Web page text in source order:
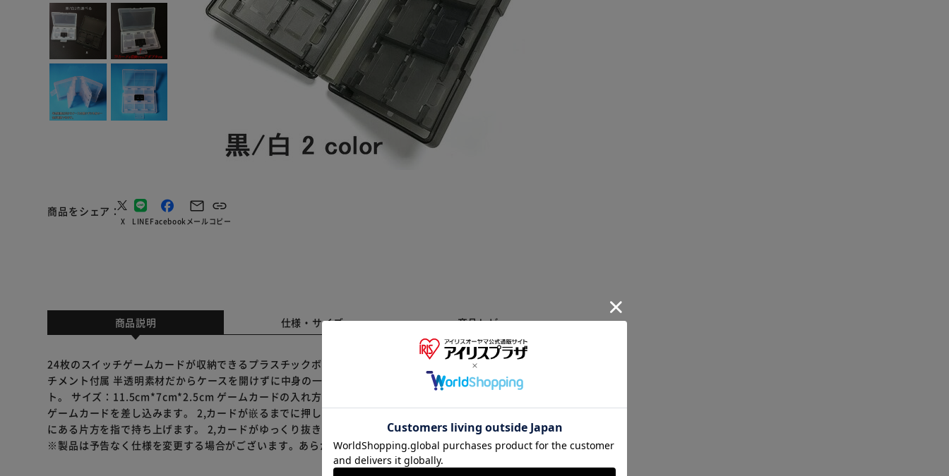
商品をシェア
X LINEFacebookメールコピー
商品説明 仕様・サイズ 商品レビュー
24枚のスイッチゲームカードが収納できるプラスチックボックスです！ 黒/白2色選べる microSDカードアタッ
チメント付属 半透明素材だからケースを開けずに中身の一部が確認できます。 大容量なのに、サイズがコンパク
ト。 サイズ：11.5cm*7cm*2.5cm ゲームカードの入れ方： 1,収納ブロックに印字された矢印の方向に向かって
ゲームカードを差し込みます。 2,カードが嵌るまでに押し付けます。 ゲームカードの出し方： 1,カードの外側
にある片方を指で持ち上げます。 2,カードがゆっくり抜き出します。
※製品は予告なく仕様を変更する場合がございます。あらかじめご了承ください。
※ご確認ください